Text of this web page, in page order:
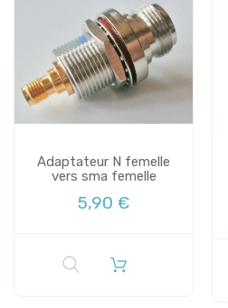
Adaptateur N femelle
vers sma femelle
5,90 €